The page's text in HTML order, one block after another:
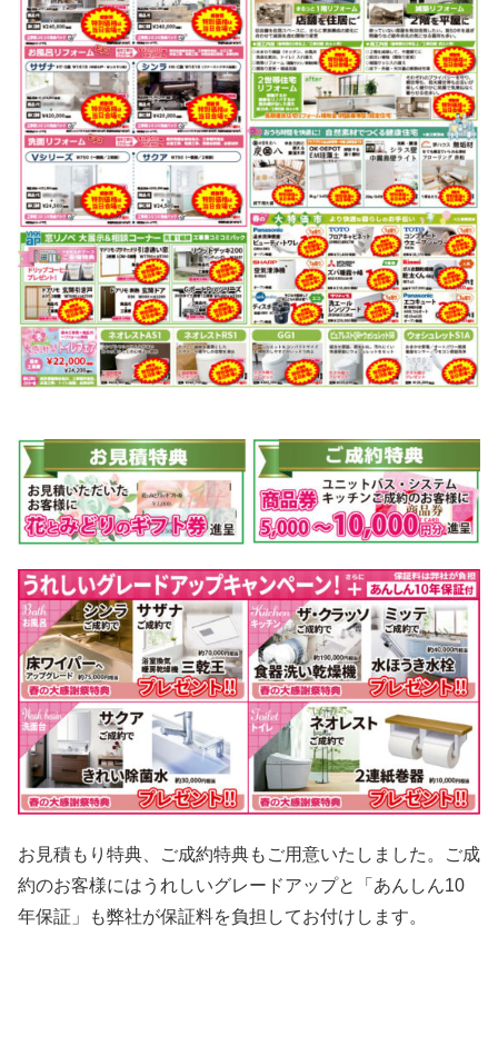
お見積もり特典、ご成約特典もご用意いたしました。ご成
約のお客様にはうれしいグレードアップと「あんしん10
年保証」も弊社が保証料を負担してお付けします。